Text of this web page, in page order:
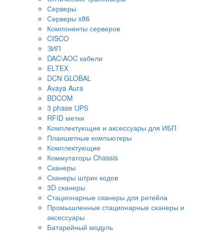
Серверы
Серверы x86
Компоненты серверов
CISCO
ЗИП
DAC\AOC кабели
ELTEX
DCN GLOBAL
Avaya Aura
BDCOM
3 phase UPS
RFID метки
Комплектующие и аксессуары для ИБП
Планшетные компьютеры
Комплектующие
Коммутаторы Chassis
Сканеры
Сканеры штрих кодов
3D сканеры
Стационарные сканеры для ритейла
Промышленные стационарные сканеры и
аксессуары
Батарейный модуль